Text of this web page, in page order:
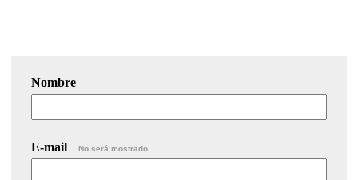
Nombre
E-mail No será mostrado.